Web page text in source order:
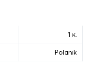
1 κ.
Polanik